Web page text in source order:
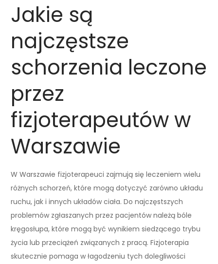
Jakie są
najczęstsze
schorzenia leczone
przez
fizjoterapeutów w
Warszawie
W Warszawie fizjoterapeuci zajmują się leczeniem wielu
różnych schorzeń, które mogą dotyczyć zarówno układu
ruchu, jak i innych układów ciała. Do najczęstszych
problemów zgłaszanych przez pacjentów należą bóle
kręgosłupa, które mogą być wynikiem siedzącego trybu
życia lub przeciążeń związanych z pracą. Fizjoterapia
skutecznie pomaga w łagodzeniu tych dolegliwości